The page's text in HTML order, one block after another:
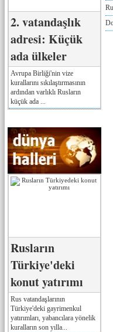
2. vatandaşlık
adresi: Küçük
ada ülkeler
Avrupa Birliği'nin vize
kurallarını sıkılaştırmasının
ardından varlıklı Rusların
küçük ada ...
Rusların
Türkiye'deki
konut yatırımı
Rus vatandaşlarının
Türkiye'deki gayrimenkul
yatırımları, yabancılara yönelik
kuralların son yılla...